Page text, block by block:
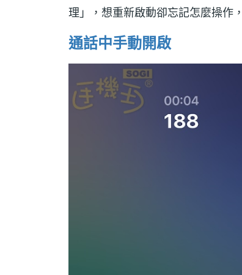
理」，想重新啟動卻忘記怎麼操作
通話中手動開啟